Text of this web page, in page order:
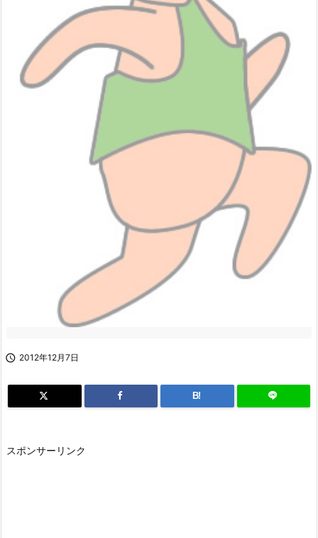
 2012年12月7日
B!
スポンサーリンク